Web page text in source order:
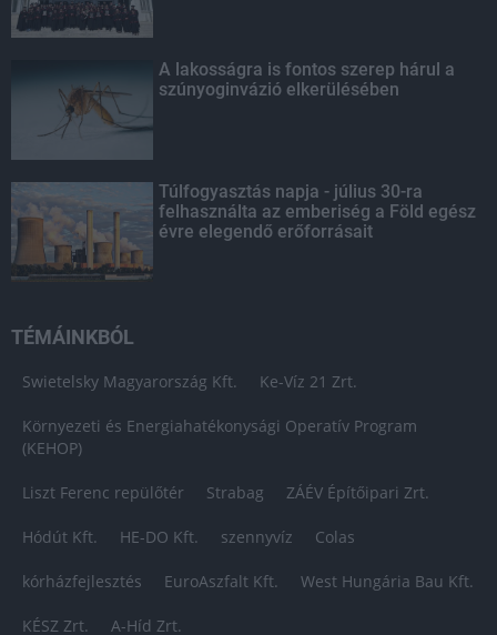
A lakosságra is fontos szerep hárul a
szúnyoginvázió elkerülésében
Túlfogyasztás napja - július 30-ra
felhasználta az emberiség a Föld egész
évre elegendő erőforrásait
TÉMÁINKBÓL
Swietelsky Magyarország Kft. Ke-Víz 21 Zrt.
Környezeti és Energiahatékonysági Operatív Program
(KEHOP)
Liszt Ferenc repülőtér Strabag ZÁÉV Építőipari Zrt.
Hódút Kft. HE-DO Kft. szennyvíz Colas
kórházfejlesztés EuroAszfalt Kft. West Hungária Bau Kft.
KÉSZ Zrt. A-Híd Zrt.